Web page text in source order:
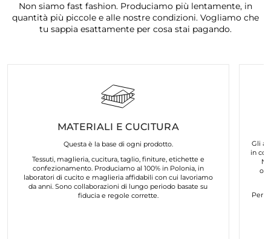
Non siamo fast fashion. Produciamo più lentamente, in
quantità più piccole e alle nostre condizioni. Vogliamo che
tu sappia esattamente per cosa stai pagando.
MATERIALI E CUCITURA
Questa è la base di ogni prodotto.
Tessuti, maglieria, cucitura, taglio, finiture, etichette e
confezionamento. Produciamo al 100% in Polonia, in
laboratori di cucito e maglieria affidabili con cui lavoriamo
da anni. Sono collaborazioni di lungo periodo basate su
fiducia e regole corrette.
Gli
in
Per